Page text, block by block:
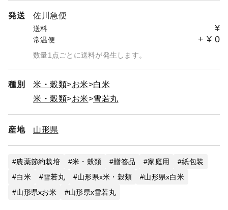
発送 佐川急便
送料 ¥
常温便 + ¥ 0
数量1点ごとに送料が発生します。
種別 米・穀類 お米
白米
米・穀類
お米 雪若丸
産地 山形県
農薬節約栽培 米・穀類 贈答品 家庭用
紙包装
白米
雪若丸 山形県x米・穀類
山形県x白米
山形県xお米
山形県x雪若丸